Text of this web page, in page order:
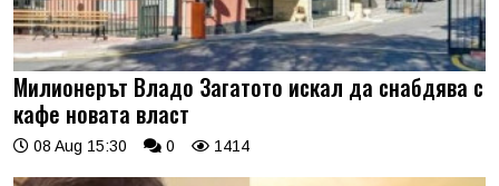
Милионерът Владо Загатото искал да снабдява с
кафе новата власт
08 Aug 15:30 0 1414